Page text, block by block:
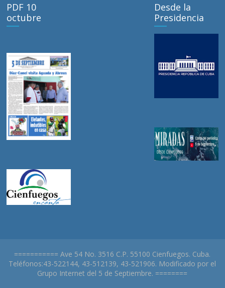
PDF 10
octubre
Desde la
Presidencia
=========== Ave 54 No. 3516 C.P. 55100 Cienfuegos. Cuba.
Teléfonos:43-522144, 43-512139, 43-521906. Modificado por el
Grupo Internet del 5 de Septiembre. ========